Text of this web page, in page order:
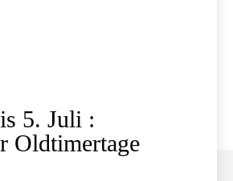
5. Juli :
Oldtimertage